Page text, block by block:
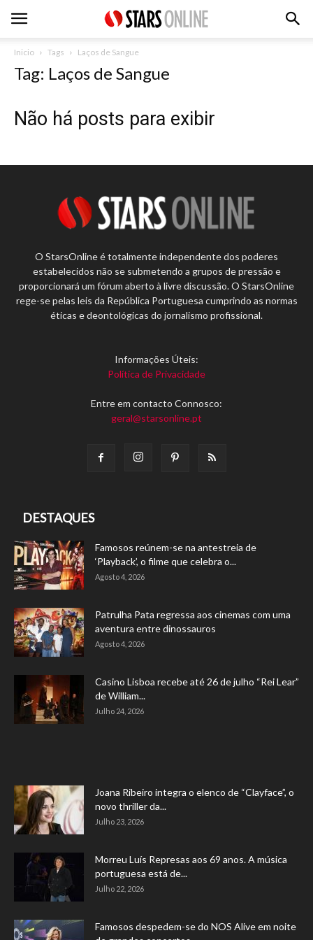
Inicio Tags Laços de Sangue
Tag: Laços de Sangue
Não há posts para exibir
O StarsOnline é totalmente independente dos poderes
estabelecidos não se submetendo a grupos de pressão e
proporcionará um fórum aberto à livre discussão. O StarsOnline
rege-se pelas leis da República Portuguesa cumprindo as normas
éticas e deontológicas do jornalismo profissional.
Informações Úteis:
Política de Privacidade
Entre em contacto Connosco:
geral@starsonline.pt
DESTAQUES
Famosos reúnem-se na antestreia de
‘Playback’, o filme que celebra o...
Agosto 4, 2026
Patrulha Pata regressa aos cinemas com uma
aventura entre dinossauros
Agosto 4, 2026
Casino Lisboa recebe até 26 de julho “Rei Lear”
de William...
Julho 24, 2026
Joana Ribeiro integra o elenco de “Clayface”, o
novo thriller da...
Julho 23, 2026
Morreu Luís Represas aos 69 anos. A música
portuguesa está de...
Julho 22, 2026
Famosos despedem-se do NOS Alive em noite